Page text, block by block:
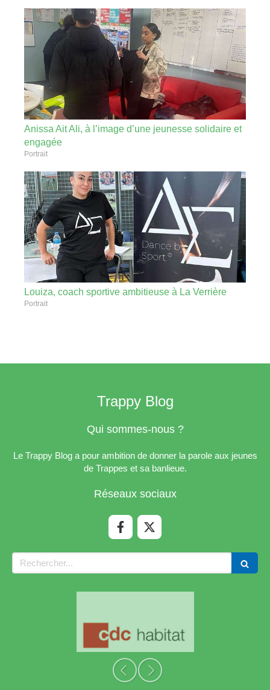
Anissa Ait Ali, à l’image d’une jeunesse solidaire et
engagée
Portrait
Louiza, coach sportive ambitieuse à La Verrière
Portrait
Trappy Blog
Qui sommes-nous ?
Le Trappy Blog a pour ambition de donner la parole aux jeunes
de Trappes et sa banlieue.
Réseaux sociaux
Rechercher
Slide précédent
Slide suivant